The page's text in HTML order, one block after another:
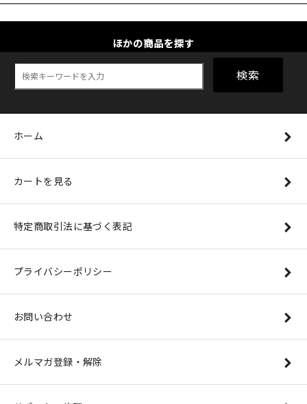
ほかの商品を探す
検索
ホーム
カートを見る
特定商取引法に基づく表記
プライバシーポリシー
お問い合わせ
メルマガ登録・解除